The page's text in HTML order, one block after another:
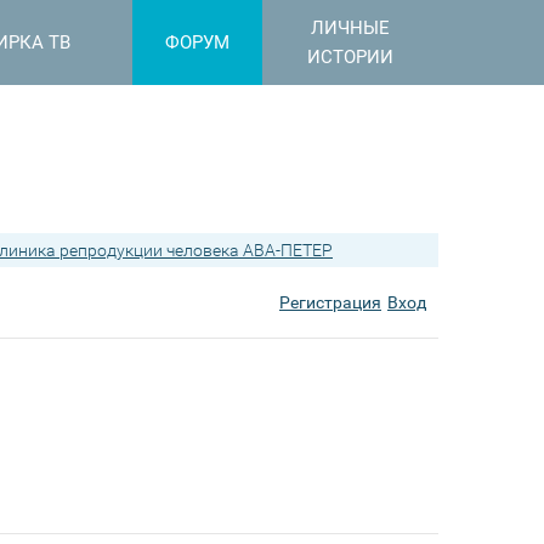
ТВ ФОРУМ
ЛИЧНЫЕ
ИСТОРИИ
репродукции человека АВА-ПЕТЕР
Регистрация Вход